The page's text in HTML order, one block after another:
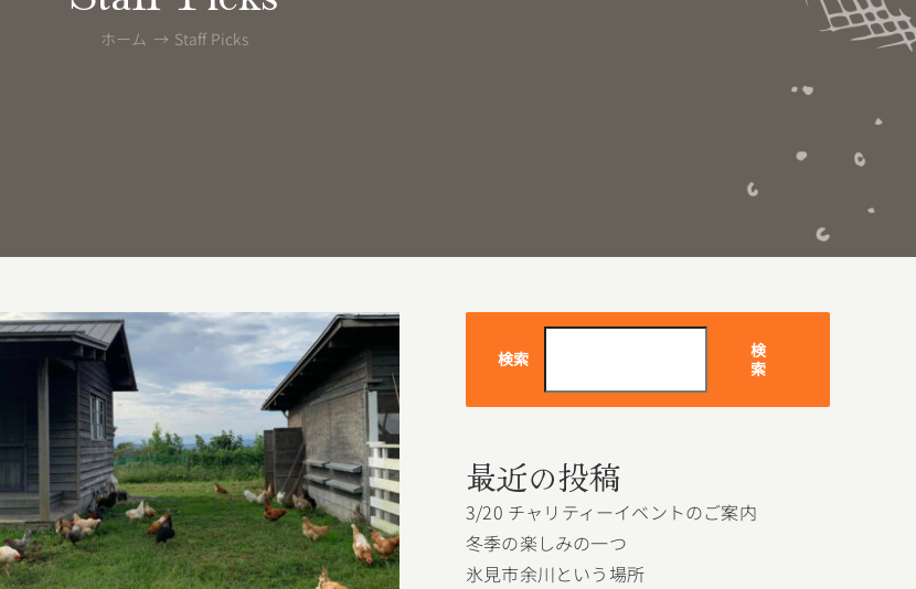
ホーム Staff Picks
Breakfast Delight With Strawberry, Egg
And Fruit
検索
検
索
最近の投稿
3/20 チャリティーイベントのご案内
冬季の楽しみの一つ
氷見市余川という場所